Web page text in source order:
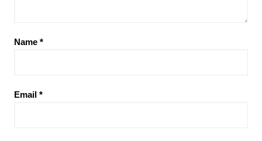
Name *
Email *